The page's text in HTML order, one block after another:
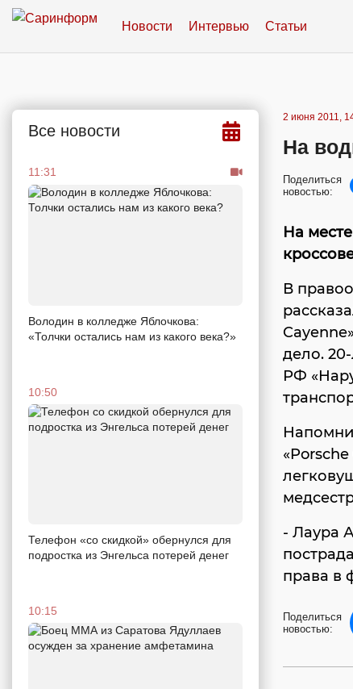
Новости Интервью Статьи
Все новости
11:31
Володин в колледже Яблочкова:
«Толчки остались нам из какого века?»
10:50
Телефон «со скидкой» обернулся для
подростка из Энгельса потерей денег
10:15
2 июня 2011,
На
Поделиться
новостью:
На
В
дело.
РФ
- Лаура
права в
Поделиться
новостью: